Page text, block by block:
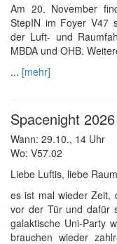
Am 20. November
StepIN im Foyer V47
der Luft- und
MBDA und OHB.
... [mehr]
Spacenight
Wann: 29.10., 14 Uhr
Wo: V57.02
Liebe Luftis, liebe
es ist mal wieder Zeit,
vor der Tür und dafür
galaktische Uni-Party
brauchen wieder